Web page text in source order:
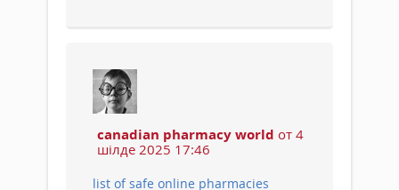
canadian pharmacy world от 4
шілде 2025 17:46
list of safe online pharmacies